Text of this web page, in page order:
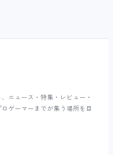
ニュース・特集・レビュー・
ゲーマーまでが集う場所を目